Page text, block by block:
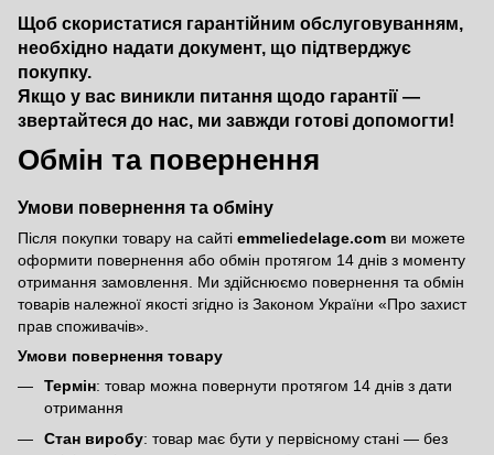
Щоб скористатися гарантійним обслуговуванням,
необхідно надати документ, що підтверджує
покупку.
Якщо у вас виникли питання щодо гарантії —
звертайтеся до нас, ми завжди готові допомогти!
Обмін та повернення
Умови повернення та обміну
Після покупки товару на сайті emmeliedelage.com ви можете
оформити повернення або обмін протягом 14 днів з моменту
отримання замовлення. Ми здійснюємо повернення та обмін
товарів належної якості згідно із Законом України «Про захист
прав споживачів»
Умови повернення товару
Термін: товар можна повернути протягом 14 днів з дати
отримання
Стан виробу: товар має бути у первісному стані — без